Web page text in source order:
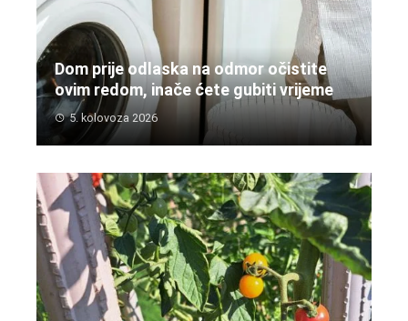
Dom prije odlaska na odmor očistite
ovim redom, inače ćete gubiti vrijeme
5. kolovoza 2026